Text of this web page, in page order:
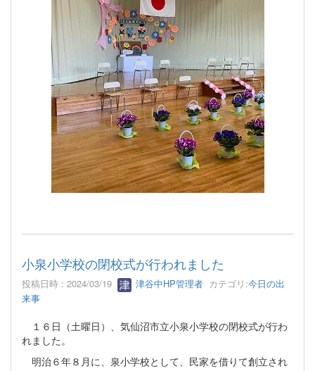
小泉小学校の閉校式が行われました
投稿日時 : 2024/03/19 津谷中HP管理者 カテゴリ:今日の出
来事
１６日（土曜日）、気仙沼市立小泉小学校の閉校式が行わ
れました。
明治６年８月に、泉小学校として、民家を借りて創立され